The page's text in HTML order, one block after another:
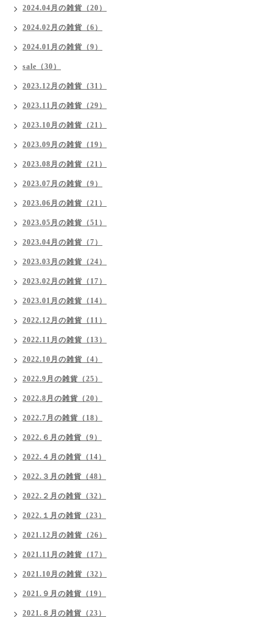
2024.04月の雑貨（20）
2024.02月の雑貨（6）
2024.01月の雑貨（9）
sale（30）
2023.12月の雑貨（31）
2023.11月の雑貨（29）
2023.10月の雑貨（21）
2023.09月の雑貨（19）
2023.08月の雑貨（21）
2023.07月の雑貨（9）
2023.06月の雑貨（21）
2023.05月の雑貨（51）
2023.04月の雑貨（7）
2023.03月の雑貨（24）
2023.02月の雑貨（17）
2023.01月の雑貨（14）
2022.12月の雑貨（11）
2022.11月の雑貨（13）
2022.10月の雑貨（4）
2022.9月の雑貨（25）
2022.8月の雑貨（20）
2022.7月の雑貨（18）
2022.６月の雑貨（9）
2022.４月の雑貨（14）
2022.３月の雑貨（48）
2022.２月の雑貨（32）
2022.１月の雑貨（23）
2021.12月の雑貨（26）
2021.11月の雑貨（17）
2021.10月の雑貨（32）
2021.９月の雑貨（19）
2021.８月の雑貨（23）